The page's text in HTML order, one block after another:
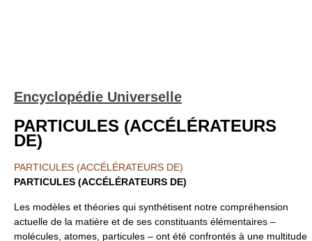
Encyclopédie Universelle
PARTICULES (ACCÉLÉRATEURS
DE)
PARTICULES (ACCÉLÉRATEURS DE)
PARTICULES (ACCÉLÉRATEURS DE)
Les modèles et théories qui synthétisent notre compréhension
actuelle de la matière et de ses constituants élémentaires –
molécules, atomes, particules – ont été confrontés à une multitude